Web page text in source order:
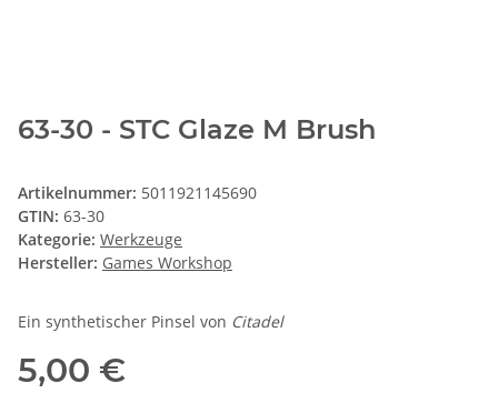
63-30 - STC Glaze M Brush
Artikelnummer: 5011921145690
GTIN: 63-30
Kategorie: Werkzeuge
Hersteller: Games Workshop
Ein synthetischer Pinsel von Citadel
5,00 €